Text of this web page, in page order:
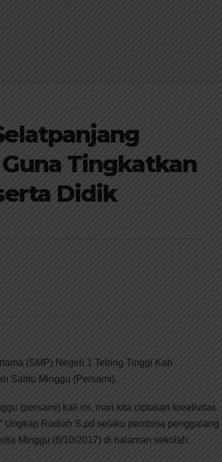
Tingkatkan
Didik
(SMP) Negeri 1 Tebing Tinggi Kab
Sabtu Minggu (Persami).
(persami) kali ini, mari kita ciptakan kreativitas
Ungkap Rodiah S.pd selaku pembina penggalang
Minggu (8/10/2017) di halaman sekolah.